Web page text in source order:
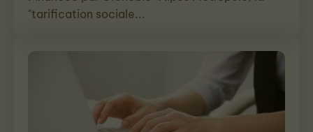
"tarification sociale...